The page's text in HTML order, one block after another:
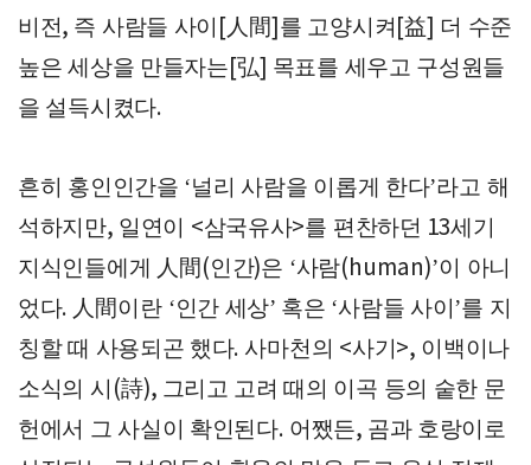
비전, 즉 사람들 사이 人間 를 고양시켜 [益
더 수준
높은 세상을 만들자는 弘] 목표를 세우고 구성원들
을 설득시켰다.
흔히 홍인인간을 ‘널리 사람을 이롭게 한다’라고 해
석하지만, 일연이 <삼국유사>를 편찬하던 13세기
지식인들에게
人間(인간)은 ‘사람(human)’이 아니
었다. 人間이란 ‘인간 세상’ 혹은 ‘사람들 사이 ’를 지
칭할 때 사용되곤 했다. 사마천의 <사기 >, 이백이나
소식의 시 (詩), 그리고 고려 때의 이곡 등의 숱한 문
헌에서 그 사실이 확인된다. 어쨌든, 곰과 호랑이로